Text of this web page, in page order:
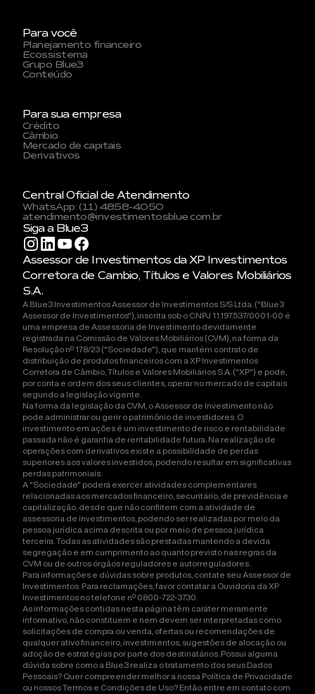
Para você
Planejamento financeiro
Ecossistema
Grupo Blue3
Conteúdo
Para sua empresa
Crédito
Câmbio
Mercado de capitais
Derivativos
Central Oficial de Atendimento
WhatsApp: (11) 4858-4050
atendimento@investimentosblue.com.br
Siga a Blue3
Assessor de Investimentos da XP Investimentos
Corretora de Cambio, Títulos e Valores Mobiliários
S.A.
A Blue3 Investimentos Assessor de Investimentos S/S Ltda. ("Blue3
Assessor de Investimentos"), inscrita sob o CNPJ 11.197.537/0001-00 é
uma empresa de Assessoria de Investimento devidamente
registrada na Comissão de Valores Mobiliários (CVM), na forma da
Resolução nº 178/23 ("Sociedade"), que mantém contrato de
distribuição de produtos financeiros com a XP Investimentos
Corretora de Câmbio, Títulos e Valores Mobiliários S.A. ("XP") e pode,
por conta e ordem dos seus clientes, operar no mercado de capitais
segundo a legislação vigente.
Na forma da legislação da CVM, o Assessor de Investimento não
pode administrar ou gerir o patrimônio de investidores. O
investimento em ações é um investimento de risco e rentabilidade
passada não é garantia de rentabilidade futura. Na realização de
operações com derivativos existe a possibilidade de perdas
superiores aos valores investidos, podendo resultar em significativas
perdas patrimoniais.
A "Sociedade" poderá exercer atividades complementares
relacionadas aos mercados financeiro, securitário, de previdência e
capitalização, desde que não conflitem com a atividade de
assessoria de investimentos, podendo ser realizadas por meio da
pessoa jurídica acima descrita ou por meio de pessoa jurídica
terceira. Todas as atividades são prestadas mantendo a devida
segregação e em cumprimento ao quanto previsto nas regras da
CVM ou de outros órgãos reguladores e autorreguladores.
Para informações e dúvidas sobre produtos, contate seu Assessor de
Investimentos. Para reclamações, favor contatar a Ouvidoria da XP
Investimentos no telefone nº 0800-722-3730.
As informações contidas nesta página têm caráter meramente
informativo, não constituem e nem devem ser interpretadas como
solicitações de compra ou venda, ofertas ou recomendações de
qualquer ativo financeiro, investimentos, sugestões de alocação ou
adoção de estratégias por parte dos destinatários. Possui alguma
dúvida sobre como a Blue3 realiza o tratamento dos seus Dados
Pessoais? Quer compreender melhor a nossa Política de Privacidade
ou nossos Termos e Condições de Uso? Então entre em contato com